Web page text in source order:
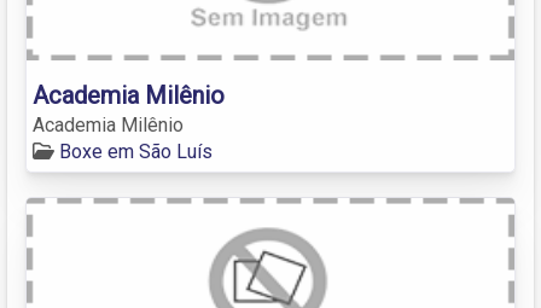
Academia Milênio
Academia Milênio
Boxe em São Luís